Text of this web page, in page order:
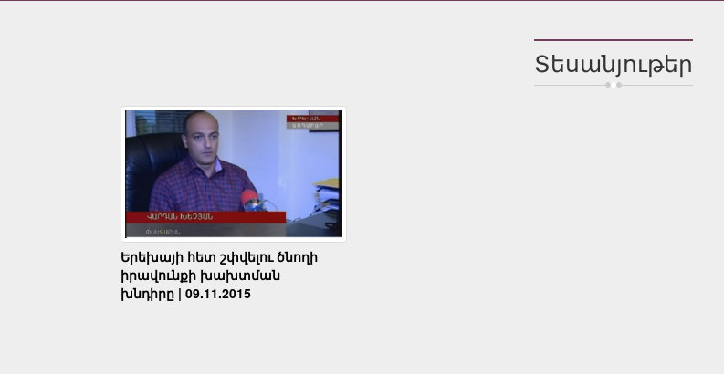
Տեսանյութեր
Երեխայի հետ շփվելու ծնողի
իրավունքի խախտման
խնդիրը | 09.11.2015